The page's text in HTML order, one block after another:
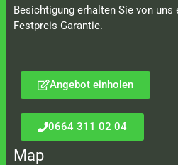
Besichtigung erhalten Sie von
Festpreis Garantie.
Angebot einholen
0664 311 02 04
Map